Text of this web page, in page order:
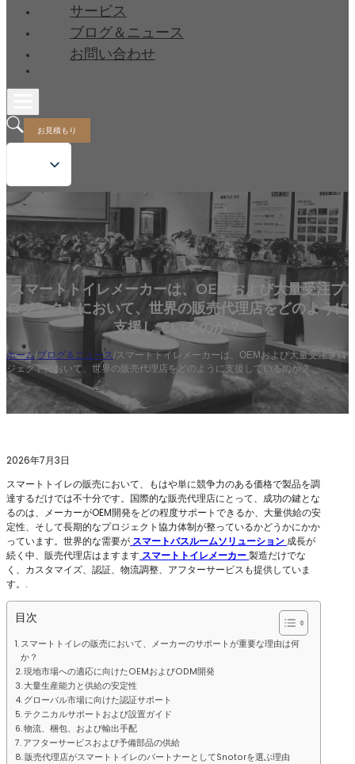
サービス
ブログ＆ニュース
お問い合わせ
お見積もり
スマートトイレメーカーは、OEMおよび大量受注プ
ロジェクトにおいて、世界の販売代理店をどのように
支援しているのか？
ホーム/ブログ＆ニュース/スマートトイレメーカーは、OEMおよび大量受注プロ
ジェクトにおいて、世界の販売代理店をどのように支援しているのか？
2026年7月3日
スマートトイレの販売において、もはや単に競争力のある価格で製品を調
達するだけでは不十分です。国際的な販売代理店にとって、成功の鍵とな
るのは、メーカーがOEM開発をどの程度サポートできるか、大量供給の安
定性、そして長期的なプロジェクト協力体制が整っているかどうかにかか
っています。世界的な需要が スマートバスルームソリューション 成長が
続く中、販売代理店はますます スマートトイレメーカー製造だけでな
く、カスタマイズ、認証、物流調整、アフターサービスも提供していま
す。.
目次
スマートトイレの販売において、メーカーのサポートが重要な理由は何
か？
現地市場への適応に向けたOEMおよびODM開発
大量生産能力と供給の安定性
グローバル市場に向けた認証サポート
テクニカルサポートおよび設置ガイド
物流、梱包、および輸出手配
アフターサービスおよび予備部品の供給
販売代理店がスマートトイレのパートナーとしてSnotorを選ぶ理由